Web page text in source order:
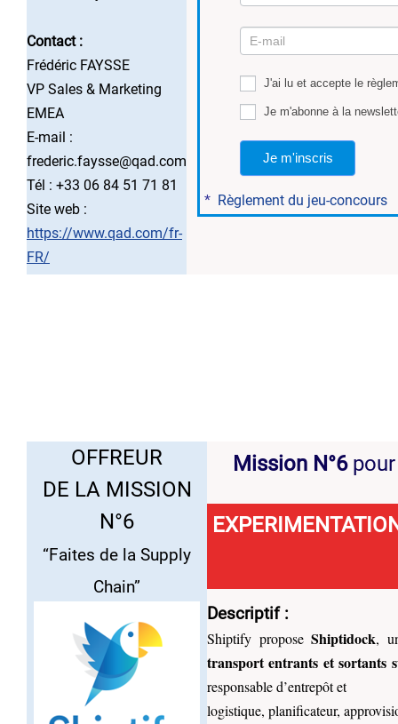
Contact :
Frédéric FAYSSE
VP Sales & Marketing
EMEA
E-mail :
frederic.faysse@qad.com
Tél : +33 06 84 51 71 81
Site web :
https://www.qad.com/fr-
FR/
J'ai lu et accepte le
Je m'abonne à la
Je m'inscris
* Règlement du jeu-concours
OFFREUR
DE LA MISSION
N°6
“Faites de la Supply
Chain”
Mission N°6
Descriptif :
Shiptify proposeShiptidock,
transport entrants et sortants
responsable d’entrepôt et
logistique, planificateur,